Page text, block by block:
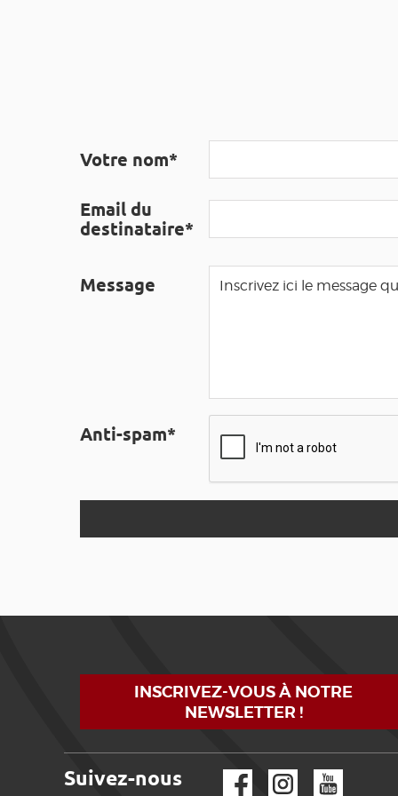
Votre nom*
Email du
destinataire*
Message
Anti-spam*
INSCRIVEZ-VOUS À NOTRE
NEWSLETTER !
Suivez-nous